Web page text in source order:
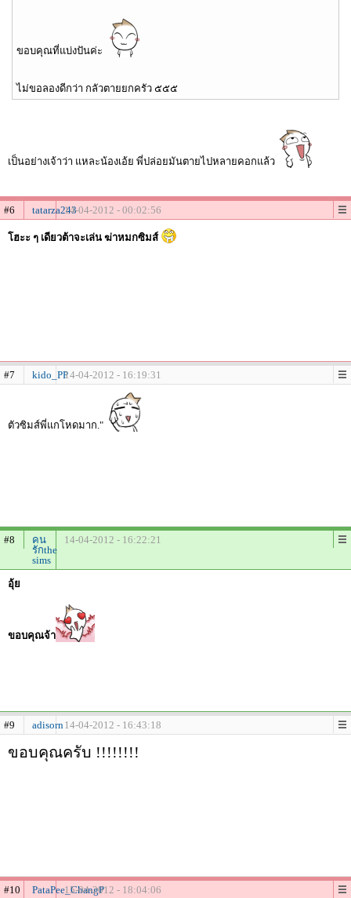
ขอบคุณที่แบ่งปันค่ะ
ไม่ขอลองดีกว่า กลัวตายยกครัว ๕๕๕
เป็นอย่างเจ้าว่า แหละน้องเอ้ย พี่ปล่อยมันตายไปหลายคอกแล้ว
#6 tatarza24314-04-2012 - 00:02:56
โฮะะ ๆ เดียวต้าจะเล่น ฆ่าหมกซิมส์
#7 kido_PP14-04-2012 - 16:19:31
ตัวซิมส์พี่แกโหดมาก."
#8
คน
รักthe
sims
14-04-2012 - 16:22:21
อุ้ย
ขอบคุณจ้า
#9 adisorn14-04-2012 - 16:43:18
ขอบคุณครับ !!!!!!!!
#10 PataPee_ChangP
15-04-2012 - 18:04:06